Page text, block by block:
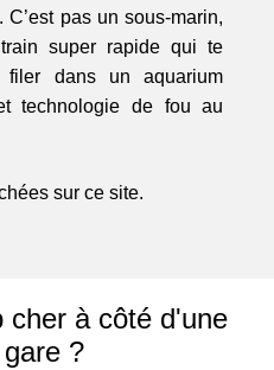
C’est pas un sous-marin,
super rapide qui te
filer dans un aquarium
technologie de fou au
sur ce site.
cher à côté d'une
?